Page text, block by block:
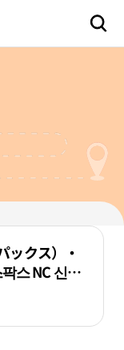
ックス）・
스 NC 신구